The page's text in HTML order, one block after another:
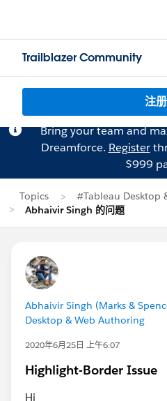
Trailblazer Community
注册
Bring your team and
Dreamforce. Register
$999
Topics
#Tableau Desktop
Abhaivir Singh 的问题
Abhaivir Singh (Marks &
Desktop & Web Authoring
2020年6月25日 上午6:07
Highlight-Border Issue
Hi